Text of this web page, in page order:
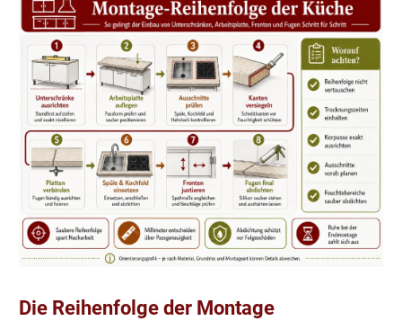
Die Reihenfolge der Montage